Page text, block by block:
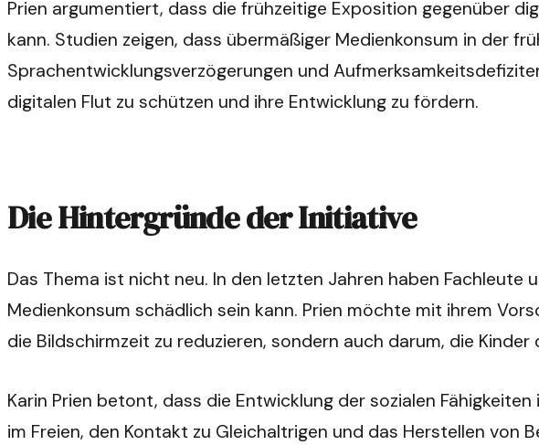
Prien argumentiert, dass die frühzeitige Exposition gegenüber
kann. Studien zeigen, dass übermäßiger Medienkonsum in der
Sprachentwicklungsverzögerungen und
digitalen Flut zu schützen und ihre Entwicklung zu fördern.
Die Hintergründe der Initiative
Das Thema ist nicht neu. In den letzten Jahren haben
Medienkonsum schädlich sein kann. Prien möchte mit ihrem
die Bildschirmzeit zu reduzieren, sondern auch darum, die
Karin Prien betont, dass die Entwicklung der sozialen
im Freien, den Kontakt zu Gleichaltrigen und das Herstellen von